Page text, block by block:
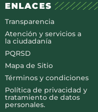
ENLACES
Transparencia
Atención y servicios a
la ciudadanía
PQRSD
Mapa de Sitio
Términos y condiciones
Política de privacidad y
tratamiento de datos
personales.